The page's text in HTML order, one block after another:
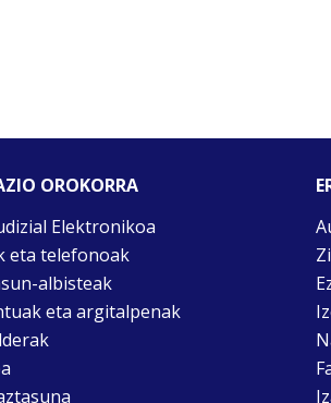
OROKORRA
Elektronikoa
eta telefonoak
albisteak
eta argitalpenak